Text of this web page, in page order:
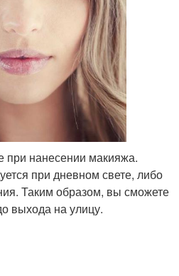
при нанесении макияжа.
при дневном свете, либо
Таким образом, вы сможете
выхода на улицу.